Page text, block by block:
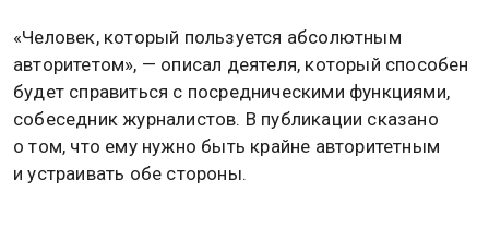
«Человек, который пользуется абсолютным
авторитетом», — описал деятеля, который способен
будет справиться с посредническими функциями,
собеседник журналистов. В публикации сказано
о том, что ему нужно быть крайне авторитетным
и устраивать обе стороны.